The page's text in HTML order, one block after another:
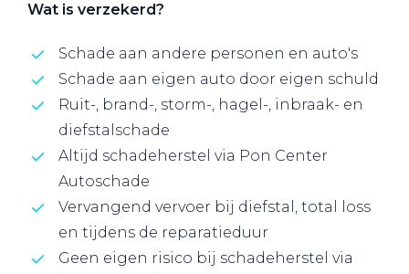
Wat is verzekerd?
Schade aan andere personen en auto's
Schade aan eigen auto door eigen schuld
Ruit-, brand-, storm-, hagel-, inbraak- en
diefstalschade
Altijd schadeherstel via Pon Center
Autoschade
Vervangend vervoer bij diefstal, total loss
en tijdens de reparatieduur
Geen eigen risico bij schadeherstel via